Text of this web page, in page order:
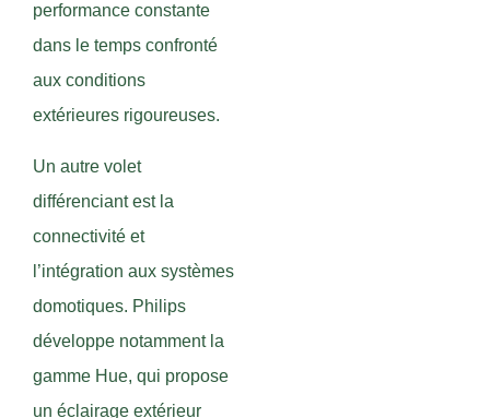
performance constante
dans le temps confronté
aux conditions
extérieures rigoureuses.
Un autre volet
différenciant est la
connectivité et
l’intégration aux systèmes
domotiques. Philips
développe notamment la
gamme Hue, qui propose
un éclairage extérieur